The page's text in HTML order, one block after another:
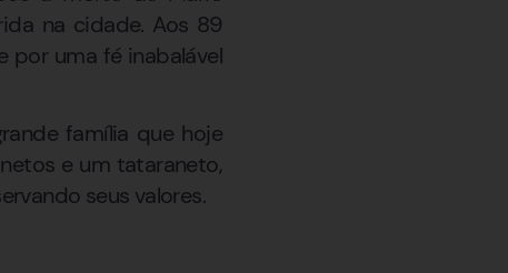
na cidade. Aos 89
por uma fé inabalável
família que hoje
e um tataraneto,
seus valores.